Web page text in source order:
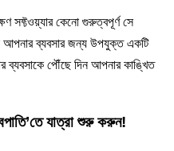
সফ্টওয়্যার কেনো গুরুত্বপূর্ণ সে
আপনার ব্যবসার জন্য উপযুক্ত একটি
ব্যবসাকে পৌঁছে দিন আপনার কাঙ্খিত
যাত্রা শুরু করুন!